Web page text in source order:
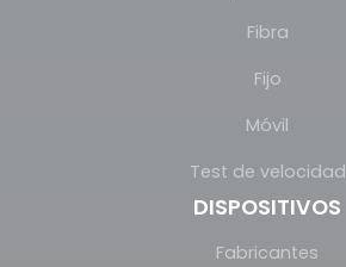
Fibra
Fijo
Móvil
Test de velocidad
DISPOSITIVOS
Fabricantes